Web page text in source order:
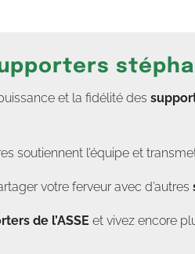
et la fidélité des
soutiennent l’équipe et
votre ferveur avec d’autres
de l’ASSE et vivez encore